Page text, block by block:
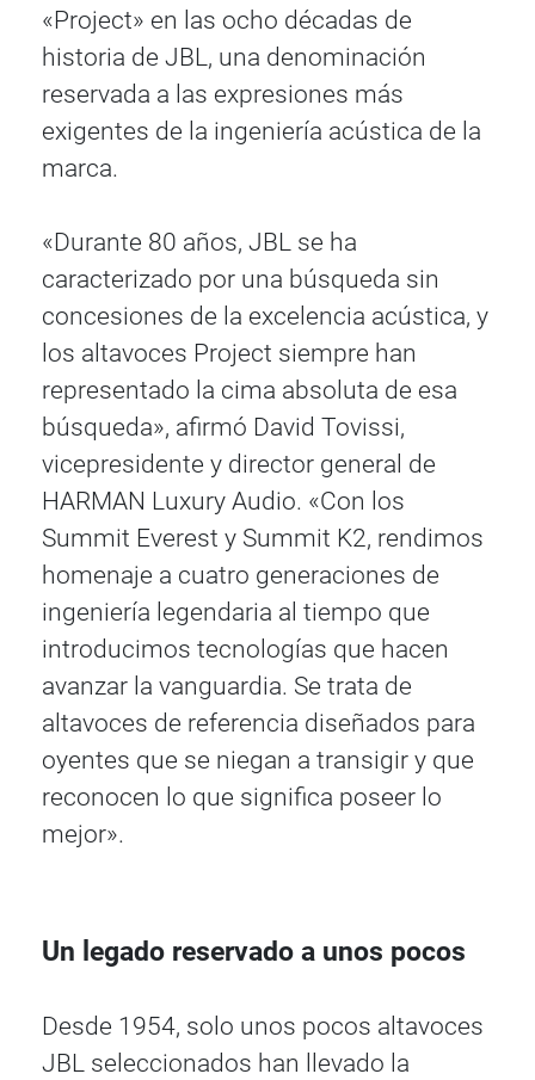
«Project» en las ocho décadas de
historia de JBL, una denominación
reservada a las expresiones más
exigentes de la ingeniería acústica de la
marca.
«Durante 80 años, JBL se ha
caracterizado por una búsqueda sin
concesiones de la excelencia acústica, y
los altavoces Project siempre han
representado la cima absoluta de esa
búsqueda», afirmó David Tovissi,
vicepresidente y director general de
HARMAN Luxury Audio. «Con los
Summit Everest y Summit K2, rendimos
homenaje a cuatro generaciones de
ingeniería legendaria al tiempo que
introducimos tecnologías que hacen
avanzar la vanguardia. Se trata de
altavoces de referencia diseñados para
oyentes que se niegan a transigir y que
reconocen lo que significa poseer lo
mejor».
Un legado reservado a unos pocos
Desde 1954, solo unos pocos altavoces
JBL seleccionados han llevado la